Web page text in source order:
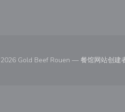
Gold Beef Rouen — 餐馆网站创建